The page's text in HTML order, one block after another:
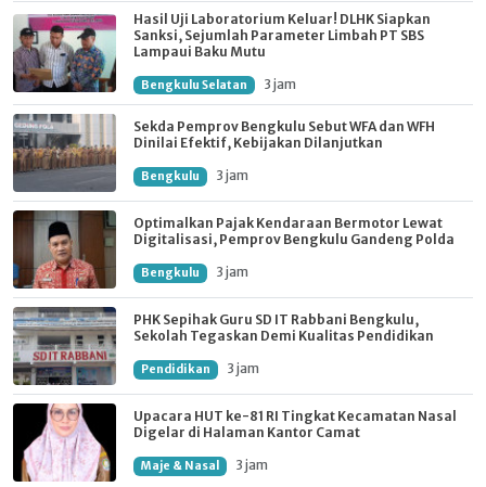
Hasil Uji Laboratorium Keluar! DLHK Siapkan
Sanksi, Sejumlah Parameter Limbah PT SBS
Lampaui Baku Mutu
Bengkulu Selatan 3 jam
Sekda Pemprov Bengkulu Sebut WFA dan WFH
Dinilai Efektif, Kebijakan Dilanjutkan
Bengkulu 3 jam
Optimalkan Pajak Kendaraan Bermotor Lewat
Digitalisasi, Pemprov Bengkulu Gandeng Polda
Bengkulu 3 jam
PHK Sepihak Guru SD IT Rabbani Bengkulu,
Sekolah Tegaskan Demi Kualitas Pendidikan
Pendidikan 3 jam
Upacara HUT ke-81 RI Tingkat Kecamatan Nasal
Digelar di Halaman Kantor Camat
Maje & Nasal 3 jam